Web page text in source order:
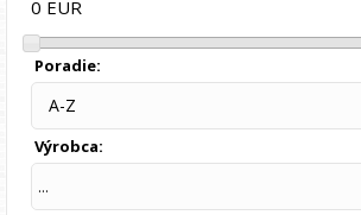
0 EUR
Poradie:
Výrobca:
...